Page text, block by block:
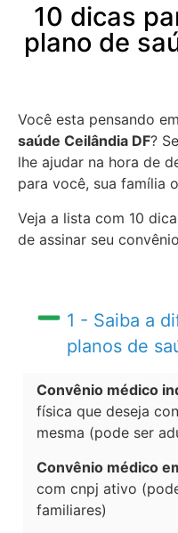
10 dicas
plano de
Você esta pensando em
saúde Ceilândia DF?
lhe ajudar na hora de
para você, sua família
Veja a lista com 10
de assinar seu
1 - Saiba a
planos de
Convênio médico
física que deseja
mesma (pode ser
Convênio médico
com cnpj ativo
familiares)